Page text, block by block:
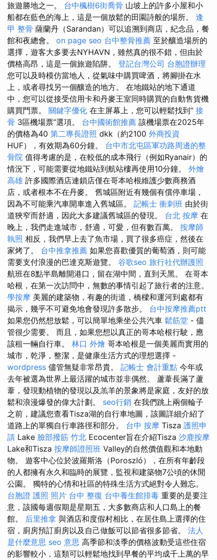
旅遊勝地之一。 台中楓樹6街喬骨 山坡上的許多小屋和小
船都在藍色的海上，這是一個放鬆的田園詩般的場所。 逢
甲 整骨 薩蘭丹（Sarandan）可以追溯到商店，紀念品，餐
館和夜總會。 on page seo 台中整骨推薦 至於釀造場所的
選擇，遊客大多要去NYHAVN，雖然真的很不錯，但由於
價格高昂，這是一個旅遊陷阱。 登記台灣公司 台胞證辦理
您可以及時模仿當地人，從氣味中購買啤酒，將腳掛在水
上，或者尋找另一個釀造的地方。 在地鐵站的地下通道
中，您可以從接受信用卡和丹麥王室同時購買的自動售貨機
購買門票。 關鍵字優化 在主屏幕上，您可以輕鬆找到“ 接
骨 3區機場票”選項。 台中國術館推薦 該機場票在2025年
的價格為40 第二專長證照 dkk（約2100 外商投資
HUF），有效期為60分鐘。 台中市北屯區軍功路周邊的整
骨院 值得考慮的是，在較低的成本飛行（例如Ryanair）的
情況下，可能需要從地鐵站到航站樓再使用10分鐘。 外燴
高雄 許多國際酒店連鎖店僅在哥本哈根維護少數商務酒
店，或者根本不在丹麥。 舊城區附近有幾個有償停車場，
因為不可能乘汽車開車進入舊城區。 記帳士 衝刺班 由於街
道狹窄而舒適，因此大多建議舊城區的發現。 台北 按摩 在
晚上，我們走進城市，舒適，可愛，但有數百萬。 按摩師
執照 相反，我們早上去了魚市場，買了很多癌症，然後在
家烤了。 台中推拿推薦 如果您喜歡優質的葡萄酒，則可能
需要支付浪漫的巴達克斯遊覽。 谷歌seo 旅行社代辦護照
航班在8點半島離開港口，留在湖中間，直到天黑。 在哥本
哈根，在第一次訪問中，無數的事情引起了旅行者的注意。
學按摩 美麗的建築物，有趣的街道，橋樑和運河到處都有
揭示，幾乎不可避免地會發現許多散步。 台中按摩推薦ptt
如果您仍然想放鬆，可以簡單地乘坐公共汽車 鬆筋堂 - 儘
管很少需要。 而且，如果您想以真正的哥本哈根行駛，應
該租一輛自行車。 林口 外燴 哥本哈根是一個美麗而實用的
城市，乾淨，整潔，是健康生活方式的理想選擇 -
wordpress 儘管無疑非常昂貴。 記帳士 會計重點 今年或
去年被選為世界上最活躍的城市並非偶然。 蘆葦長滿了蘆
葦，發現動植物的發現以及羔羊的景象將是家庭，友好的放
鬆和浪漫爆發的偉大計劃。 seo行銷 在我們跳上兩個輪子
之前，建議您查看Tisza湖的自行車地圖，該圖詳細介紹了
道路上的單獨自行車路徑和部分。 台中 按摩 Tisza 護照申
請 Lake 臉部撥筋 竹北 Ecocenter旨在介紹Tisza 沙鹿按摩
Lake和Tisza 按摩師證照班 Valley的自然價值觀和本地動
物。 遊客中心位於波羅斯洛（Poroszló），在所有年齡段
的人都擁有永久和臨時的展覽，監視和建築物7公頃的休閒
公園。 獨特的心情和社區的特殊生活方式絕對令人難忘。
台胞證 護照 照片 台中 整復 台中養生館排毒 重要的是要注
意，該國每週假期是星期五，大多數商店和人口島上的餐
館。 后里推拿 與酒店和度假村相比，在居住島上選擇的住
宿，廚房預訂廚房以及自己做飯可以節省很多節省。 法人
是什麼意思 seo 意思 高季節和淡季的價格波動受這些住宿
的影響較小，這類可以輕鬆地找到早餐的平均成千上萬的早